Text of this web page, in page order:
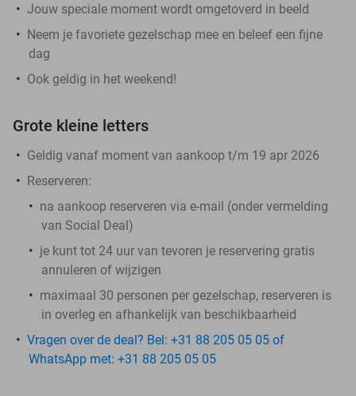
Jouw speciale moment wordt omgetoverd in beeld
Neem je favoriete gezelschap mee en beleef een fijne
dag
Ook geldig in het weekend!
Grote kleine letters
Geldig vanaf moment van aankoop t/m 19 apr 2026
Reserveren:
na aankoop reserveren via e-mail (onder vermelding
van Social Deal)
je kunt tot 24 uur van tevoren je reservering gratis
annuleren of wijzigen
maximaal 30 personen per gezelschap, reserveren is
in overleg en afhankelijk van beschikbaarheid
Vragen over de deal? Bel: +31 88 205 05 05 of
WhatsApp met: +31 88 205 05 05